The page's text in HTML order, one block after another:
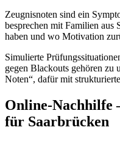
Zeugnisnoten sind ein
besprechen mit Familien aus
haben und wo Motivation
Simulierte
gegen Blackouts gehören zu
Noten“, dafür mit
Online-Nachhilfe
für Saarbrücken